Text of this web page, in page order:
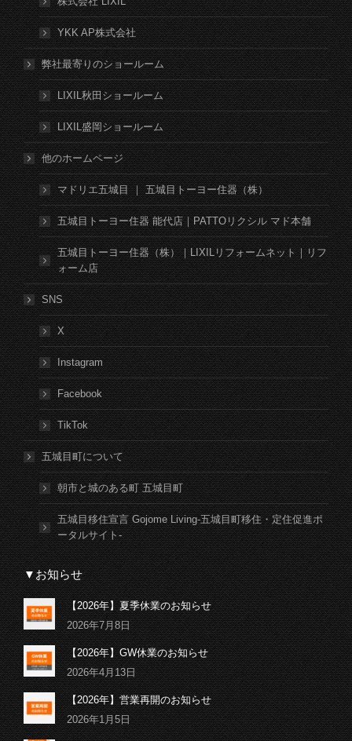
YKK AP株式会社
弊社最寄りのショールーム
LIXIL秋田ショールーム
LIXIL盛岡ショールーム
他のホームページ
マドリエ五城目 ｜ 五城目トーヨー住器（株）
五城目トーヨー住器 能代店｜PATTOリクシル マド本舗
五城目トーヨー住器（株）｜LIXILリフォームネット｜リフ
ォーム店
SNS
X
Instagram
Facebook
TikTok
五城目町について
朝市と城のある町 五城目町
五城目移住宣言 Gojome Living-五城目町移住・定住促進ポ
ータルサイト-
▼お知らせ
【2026年】夏季休業のお知らせ
2026年7月8日
【2026年】GW休業のお知らせ
2026年4月13日
【2026年】営業再開のお知らせ
2026年1月5日